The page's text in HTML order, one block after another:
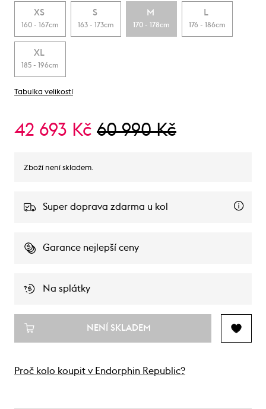
XS
160 - 167cm
S
163 - 173cm
M
170 - 178cm
L
176 - 186cm
XL
185 - 196cm
Tabulka velikostí
42 693 Kč 60 990 Kč
Zboží není skladem.
Super doprava zdarma u kol
Garance nejlepší ceny
Na splátky
NENÍ SKLADEM
Proč kolo koupit v Endorphin Republic?